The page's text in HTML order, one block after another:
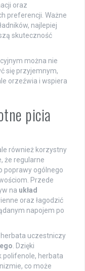
oraz
preferencji. Ważne
najlepiej
skuteczność
można nie
się przyjemnym,
orzeźwia i wspiera
picia
również korzystny
że regularne
poprawy ogólnego
Przede
na układ
oraz łagodzić
napojem po
uczestniczy
. Dzięki
polifenole, herbata
co może